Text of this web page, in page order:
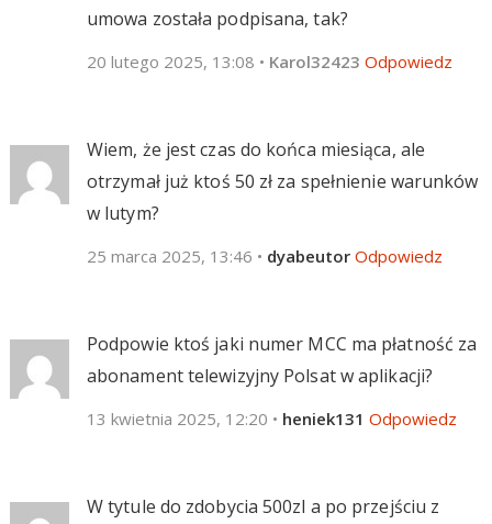
umowa została podpisana, tak?
20 lutego 2025, 13:08 • Karol32423 Odpowiedz
Wiem, że jest czas do końca miesiąca, ale
otrzymał już ktoś 50 zł za spełnienie warunków
w lutym?
25 marca 2025, 13:46 • dyabeutor Odpowiedz
Podpowie ktoś jaki numer MCC ma płatność za
abonament telewizyjny Polsat w aplikacji?
13 kwietnia 2025, 12:20 • heniek131 Odpowiedz
W tytule do zdobycia 500zl a po przejściu z